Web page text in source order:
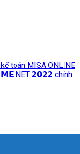
toán MISA ONLINE
𝟮𝟬𝟮𝟮 chính